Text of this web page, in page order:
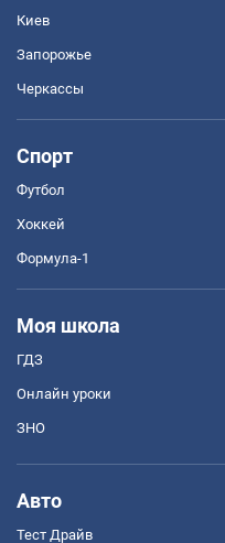
Киев
Запорожье
Черкассы
Спорт
Футбол
Хоккей
Формула-1
Моя школа
ГДЗ
Онлайн уроки
ЗНО
Авто
Тест Драйв